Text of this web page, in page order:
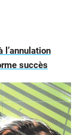
l’annulation
succès